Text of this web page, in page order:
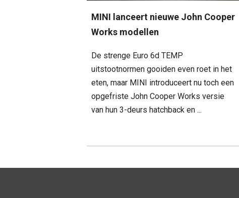
MINI lanceert nieuwe John Cooper
Works modellen
De strenge Euro 6d TEMP
uitstootnormen gooiden even roet in het
eten, maar MINI introduceert nu toch een
opgefriste John Cooper Works versie
van hun 3-deurs hatchback en ...